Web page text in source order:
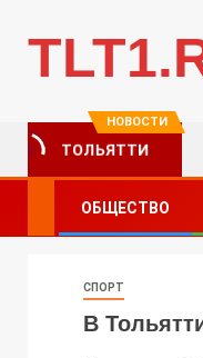
НОВОСТИ
ТОЛЬЯТТИ
ОБЩЕСТВО
СПОРТ
В